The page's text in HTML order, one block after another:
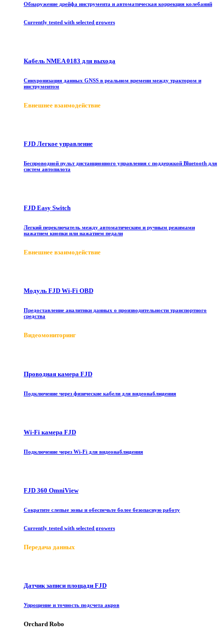
Обнаружение дрейфа инструмента и автоматическая коррекция колебаний
Currently tested with selected growers
Кабель NMEA 0183 для выхода
Синхронизация данных GNSS в реальном времени между трактором и
инструментом
Eвнешнее взаимодействие
FJD Легкое управление
Беспроводной пульт дистанционного управления с поддержкой Bluetooth для
систем автопилота
FJD Easy Switch
Легкий переключатель между автоматическим и ручным режимами
нажатием кнопки или нажатием педали
Eвнешнее взаимодействие
Модуль FJD Wi-Fi OBD
Предоставление аналитики данных о производительности транспортного
средства
Видеомониторинг
Проводная камера FJD
Подключение через физические кабели для видеонаблюдения
Wi-Fi камера FJD
Подключение через Wi-Fi для видеонаблюдения
FJD 360 OmniView
Сократите слепые зоны и обеспечьте более безопасную работу
Currently tested with selected growers
Передача данных
Датчик записи площади FJD
Упрощение и точность подсчета акров
Orchard Robo